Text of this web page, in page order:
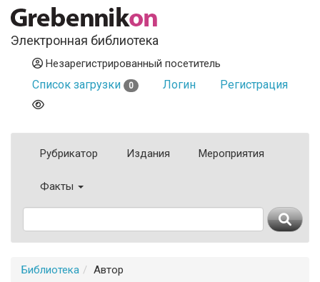
Электронная библиотека
Незарегистрированный посетитель
Список загрузки 0 Логин Регистрация
Рубрикатор Издания Мероприятия
Факты
Библиотека Автор